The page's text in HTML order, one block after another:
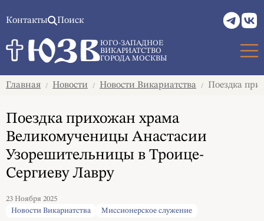
Контакты Поиск
ЮГО-ЗАПАДНОЕ
ВИКАРИАТСТВО
ГОРОДА МОСКВЫ
Главная / Новости / Новости Викариатства / Поездка
Поездка прихожан храма
Великомученицы Анастасии
Узорешительницы в Троице-
Сергиеву Лавру
23 Ноября 2025
Новости Викариатства
Миссионерское служение